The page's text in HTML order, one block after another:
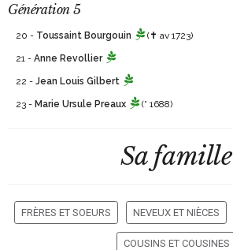
Génération 5
20 - Toussaint Bourgouin (✝ av 1723)
21 - Anne Revollier
22 - Jean Louis Gilbert
23 - Marie Ursule Preaux (° 1688)
Sa famille
FRÈRES ET SOEURS NEVEUX ET NIÈCES
COUSINS ET COUSINES